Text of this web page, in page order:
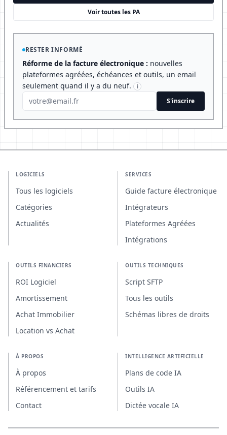
Voir toutes les PA
RESTER INFORMÉ
Réforme de la facture électronique : nouvelles
plateformes agréées, échéances et outils, un email
seulement quand il y a du neuf.
i
S'inscrire
LOGICIELS
Tous les logiciels
Catégories
Actualités
SERVICES
Guide facture électronique
Intégrateurs
Plateformes Agréées
Intégrations
OUTILS FINANCIERS
ROI Logiciel
Amortissement
Achat Immobilier
Location vs Achat
OUTILS TECHNIQUES
Script SFTP
Tous les outils
Schémas libres de droits
À PROPOS
À propos
Référencement et tarifs
Contact
INTELLIGENCE ARTIFICIELLE
Plans de code IA
Outils IA
Dictée vocale IA